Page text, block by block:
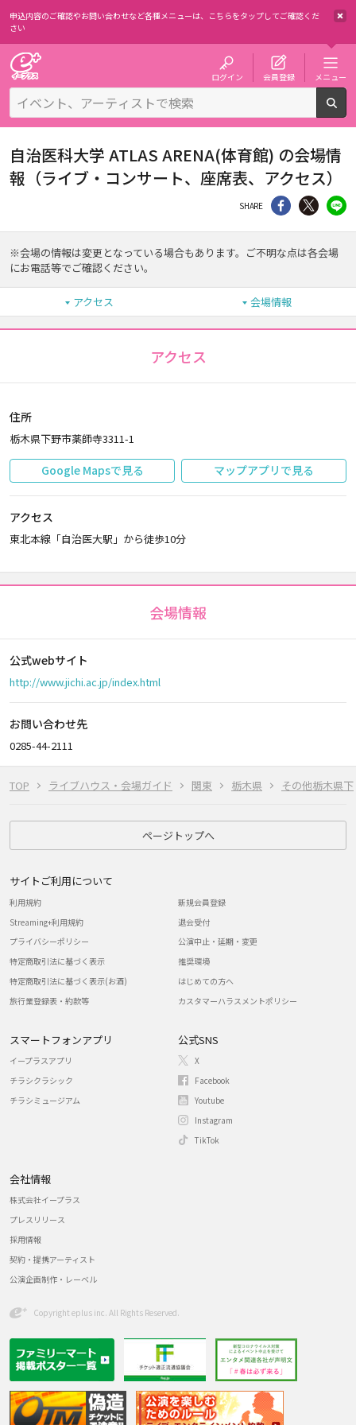
申込内容のご確認やお問い合わせなど各種メニューは、 こちらをタップしてご確認くだ
さい
ログイン 会員登録 メニュー
TOP ライブハウス・会場ガイド 関東 栃木県 その他栃木県下
自治医科大学 ATLAS ARENA(体育館) の会場情
報（ライブ・コンサート、座席表、アクセス）
SHARE シェア Twitter
※会場の情報は変更となっている場合もあります。ご不明な点は各会場
にお電話等でご確認ください。
アクセス 会場情報
アクセス
住所
栃木県下野市薬師寺3311-1
Google Mapsで見る マップアプリで見る
アクセス
東北本線「自治医大駅」から徒歩10分
会場情報
公式webサイト
http://www.jichi.ac.jp/index.html
お問い合わせ先
0285-44-2111
ページトップへ
サイトご利用について
利用規約
Streaming+利用規約
プライバシーポリシー
特定商取引法に基づく表示
特定商取引法に基づく表示(お酒)
旅行業登録表・約款等
新規会員登録
退会受付
公演中止・延期・変更
推奨環境
はじめての方へ
カスタマーハラスメントポリシー
スマートフォンアプリ
イープラスアプリ
チラシクラシック
チラシミュージアム
公式SNS
X
Facebook
Youtube
Instagram
TikTok
会社情報
株式会社イープラス
プレスリリース
採用情報
契約・提携アーティスト
公演企画制作・レーベル
Copyright eplus inc. All Rights Reserved.